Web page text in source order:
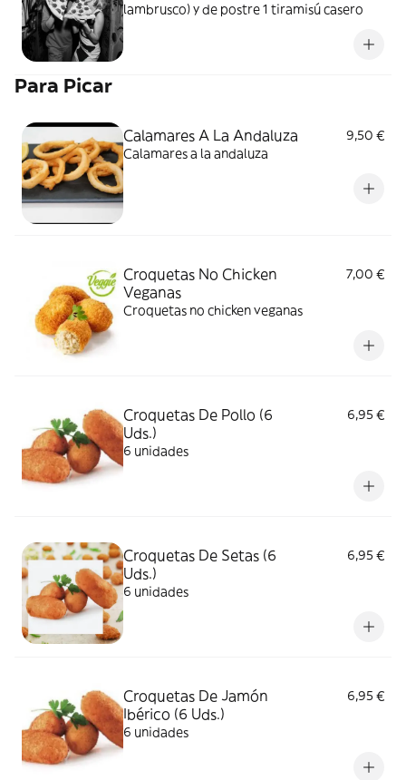
lambrusco) y de postre 1 tiramisú casero
Para Picar
Calamares A La Andaluza
9,50 €
Calamares a la andaluza
Croquetas No Chicken
Veganas
7,00 €
Croquetas no chicken veganas
Croquetas De Pollo (6
Uds.)
6,95 €
6 unidades
Croquetas De Setas (6
Uds.)
6,95 €
6 unidades
Croquetas De Jamón
Ibérico (6 Uds.)
6,95 €
6 unidades